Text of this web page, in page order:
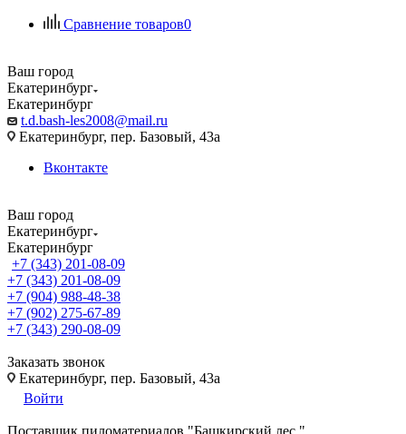
Сравнение товаров0
Ваш город
Екатеринбург
Екатеринбург
t.d.bash-les2008@mail.ru
Екатеринбург, пер. Базовый, 43а
Вконтакте
Ваш город
Екатеринбург
Екатеринбург
+7 (343) 201-08-09
+7 (343) 201-08-09
+7 (904) 988-48-38
+7 (902) 275-67-89
+7 (343) 290-08-09
Заказать звонок
Екатеринбург, пер. Базовый, 43а
Войти
Поставщик пиломатериалов "Башкирский лес "